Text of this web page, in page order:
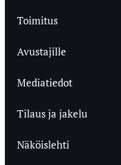
Toimitus
Avustajille
Mediatiedot
Tilaus ja jakelu
Näköislehti